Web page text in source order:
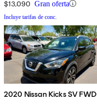
$13,090 Gran oferta
Incluye tarifas de conc.
2020 Nissan Kicks SV FWD